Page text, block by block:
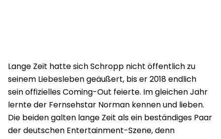
Lange Zeit hatte sich Schropp nicht öffentlich zu
seinem Liebesleben geäußert, bis er 2018 endlich
sein offizielles Coming-Out feierte. Im gleichen Jahr
lernte der Fernsehstar Norman kennen und lieben.
Die beiden galten lange Zeit als ein beständiges Paar
der deutschen Entertainment-Szene, denn